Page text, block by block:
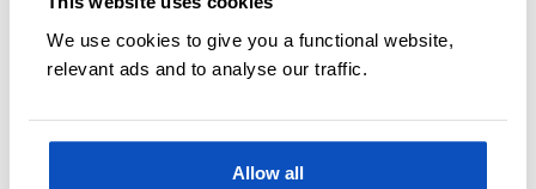
We use cookies to give you a functional website,
relevant ads and to analyse our traffic.
Allow all
hvilke deler som fikk folk til å le høyt